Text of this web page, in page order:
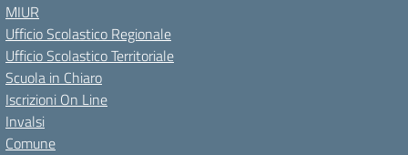
MIUR
Ufficio Scolastico Regionale
Ufficio Scolastico Territoriale
Scuola in Chiaro
Iscrizioni On Line
Invalsi
Comune